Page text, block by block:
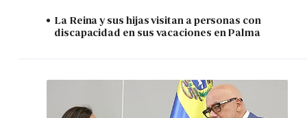
La Reina y sus hijas visitan a personas con
discapacidad en sus vacaciones en Palma